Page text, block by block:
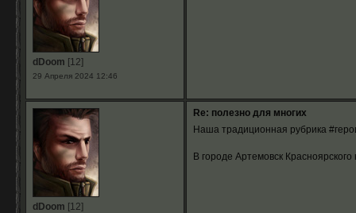
dDoom [12]
29 Апреля 2024 12:46
dDoom [12]
Re: полезно для многих
Наша традиционная рубрика
В городе Артемовск